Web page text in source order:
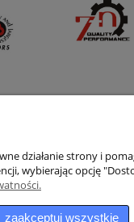
działanie strony i
wybierając opcję
zaakceptuj wszystkie